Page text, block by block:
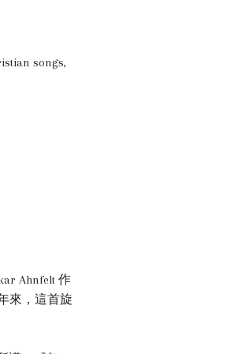
songs,
Ahnfelt 作
來，這首旋